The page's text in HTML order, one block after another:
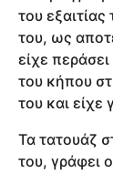
του
του, ως
είχε
του κήπου
του και είχε
Τα τατουάζ
του, γράφει